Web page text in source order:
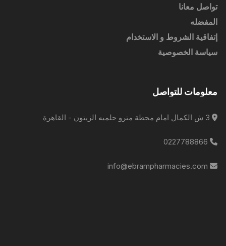
تواصل معانا
المفضله
إتفاقية الشروط و الاستخدام
سياسة الخصوصية
معلومات للتواصل